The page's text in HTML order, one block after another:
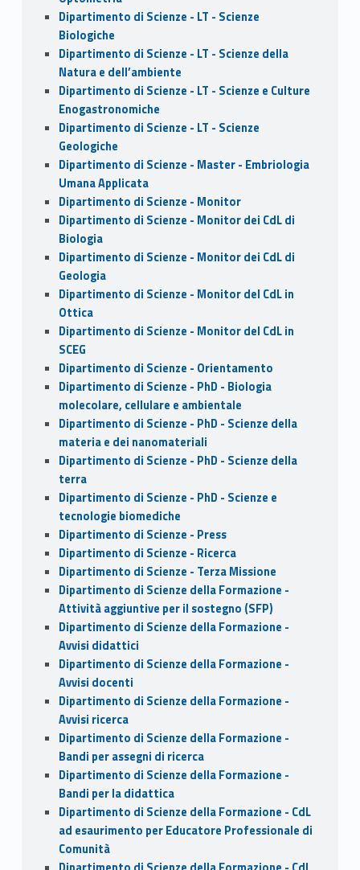
Dipartimento di Scienze - LT - Scienze
Biologiche
Dipartimento di Scienze - LT - Scienze della
Natura e dell’ambiente
Dipartimento di Scienze - LT - Scienze e Culture
Enogastronomiche
Dipartimento di Scienze - LT - Scienze
Geologiche
Dipartimento di Scienze - Master - Embriologia
Umana Applicata
Dipartimento di Scienze - Monitor
Dipartimento di Scienze - Monitor dei CdL di
Biologia
Dipartimento di Scienze - Monitor dei CdL di
Geologia
Dipartimento di Scienze - Monitor del CdL in
Ottica
Dipartimento di Scienze - Monitor del CdL in
SCEG
Dipartimento di Scienze - Orientamento
Dipartimento di Scienze - PhD - Biologia
molecolare, cellulare e ambientale
Dipartimento di Scienze - PhD - Scienze della
materia e dei nanomateriali
Dipartimento di Scienze - PhD - Scienze della
terra
Dipartimento di Scienze - PhD - Scienze e
tecnologie biomediche
Dipartimento di Scienze - Press
Dipartimento di Scienze - Ricerca
Dipartimento di Scienze - Terza Missione
Dipartimento di Scienze della Formazione -
Attività aggiuntive per il sostegno (SFP)
Dipartimento di Scienze della Formazione -
Avvisi didattici
Dipartimento di Scienze della Formazione -
Avvisi docenti
Dipartimento di Scienze della Formazione -
Avvisi ricerca
Dipartimento di Scienze della Formazione -
Bandi per assegni di ricerca
Dipartimento di Scienze della Formazione -
Bandi per la didattica
Dipartimento di Scienze della Formazione - CdL
ad esaurimento per Educatore Professionale di
Comunità